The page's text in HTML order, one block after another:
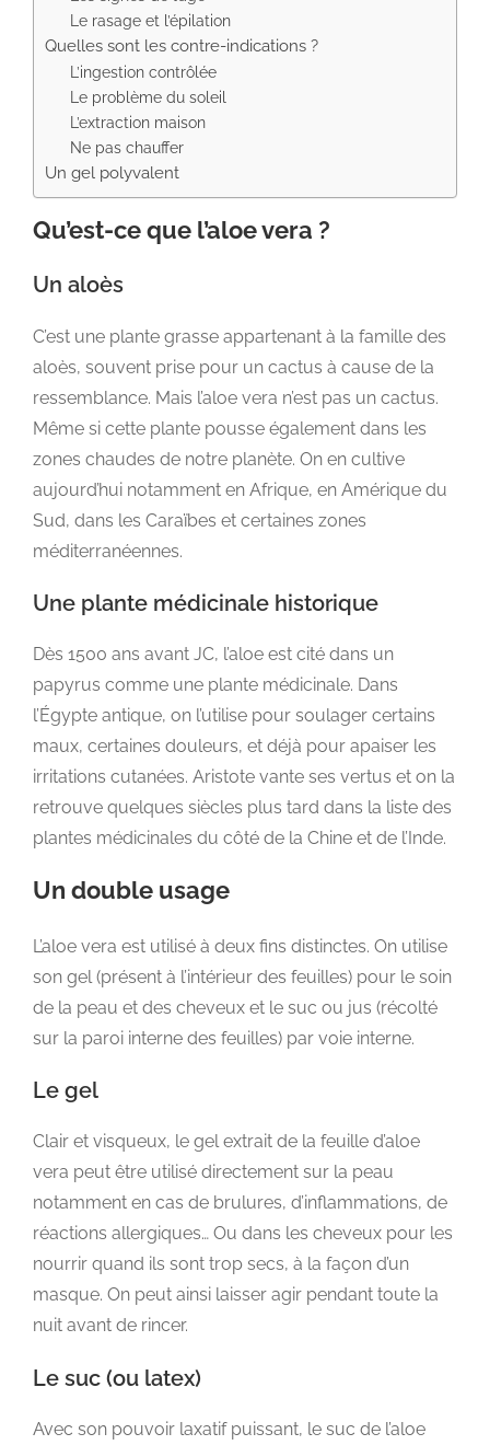
Le rasage et l’épilation
Quelles sont les contre-indications ?
L’ingestion contrôlée
Le problème du soleil
L’extraction maison
Ne pas chauffer
Un gel polyvalent
Qu’est-ce que l’aloe vera ?
Un aloès
C’est une plante grasse appartenant à la famille des
aloès, souvent prise pour un cactus à cause de la
ressemblance. Mais l’aloe vera n’est pas un cactus.
Même si cette plante pousse également dans les
zones chaudes de notre planète. On en cultive
aujourd’hui notamment en Afrique, en Amérique du
Sud, dans les Caraïbes et certaines zones
méditerranéennes.
Une plante médicinale historique
Dès 1500 ans avant JC, l’aloe est cité dans un
papyrus comme une plante médicinale. Dans
l’Égypte antique, on l’utilise pour soulager certains
maux, certaines douleurs, et déjà pour apaiser les
irritations cutanées. Aristote vante ses vertus et on la
retrouve quelques siècles plus tard dans la liste des
plantes médicinales du côté de la Chine et de l’Inde.
Un double usage
L’aloe vera est utilisé à deux fins distinctes. On utilise
son gel (présent à l’intérieur des feuilles) pour le soin
de la peau et des cheveux et le suc ou jus (récolté
sur la paroi interne des feuilles) par voie interne.
Le gel
Clair et visqueux, le gel extrait de la feuille d’aloe
vera peut être utilisé directement sur la peau
notamment en cas de brulures, d’inflammations, de
réactions allergiques… Ou dans les cheveux pour les
nourrir quand ils sont trop secs, à la façon d’un
masque. On peut ainsi laisser agir pendant toute la
nuit avant de rincer.
Le suc (ou latex)
Avec son pouvoir laxatif puissant, le suc de l’aloe